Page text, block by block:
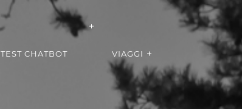
TEST CHATBOT VIAGGI